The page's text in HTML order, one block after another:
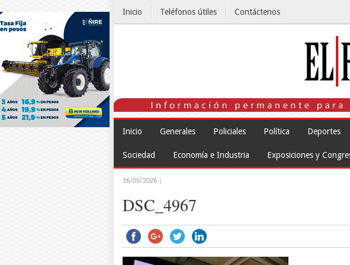
Inicio Teléfonos útiles Contáctenos
Inicio Generales Policiales Política Deportes
Sociedad Economía e Industria Exposiciones y
16/05/2026
DSC_4967